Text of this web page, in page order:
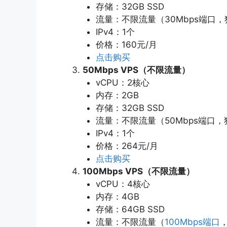
存储：32GB SSD
流量：不限流量（30Mbps端口，
IPv4：1个
价格：160元/月
点击购买
50Mbps VPS（不限流量）
vCPU：2核心
内存：2GB
存储：32GB SSD
流量：不限流量（50Mbps端口，
IPv4：1个
价格：264元/月
点击购买
100Mbps VPS（不限流量）
vCPU：4核心
内存：4GB
存储：64GB SSD
流量：不限流量（100Mbps端口